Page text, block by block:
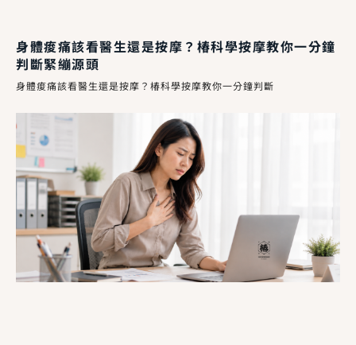
身體痠痛該看醫生還是按摩？椿科學按摩教你一分鐘
判斷緊繃源頭
身體痠痛該看醫生還是按摩？椿科學按摩教你一分鐘判斷